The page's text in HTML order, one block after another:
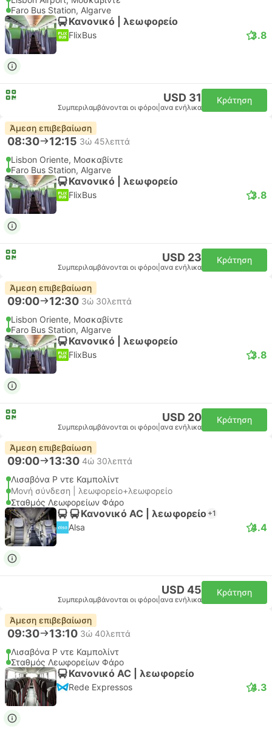
Faro Bus Station, Algarve
Κανονικό | λεωφορείο
FlixBus 3.8
USD 31
Συμπεριλαμβάνονται οι φόροι ανα ενήλικα
Κράτηση
Άμεση επιβεβαίωση
08:30 12:15 3ώ 45λεπτά
Lisbon Oriente, Μοσκαβίντε
Faro Bus Station, Algarve
Κανονικό | λεωφορείο
FlixBus 3.8
USD 23
Συμπεριλαμβάνονται οι φόροι ανα ενήλικα
Κράτηση
Άμεση επιβεβαίωση
09:00 12:30 3ώ 30λεπτά
Lisbon Oriente, Μοσκαβίντε
Faro Bus Station, Algarve
Κανονικό | λεωφορείο
FlixBus 3.8
USD 20
Συμπεριλαμβάνονται οι φόροι ανα ενήλικα
Κράτηση
Άμεση επιβεβαίωση
09:00 13:30 4ώ 30λεπτά
Λισαβόνα Ρ ντε Καμπολίντ
Μονή σύνδεση | λεωφορείο+λεωφορείο
Σταθμός Λεωφορείων Φάρο
Κανονικό AC | λεωφορείο +1
Alsa 4.4
USD 45
Συμπεριλαμβάνονται οι φόροι ανα ενήλικα
Κράτηση
Άμεση επιβεβαίωση
09:30 13:10 3ώ 40λεπτά
Λισαβόνα Ρ ντε Καμπολίντ
Σταθμός Λεωφορείων Φάρο
Κανονικό AC | λεωφορείο
Rede Expressos 4.3